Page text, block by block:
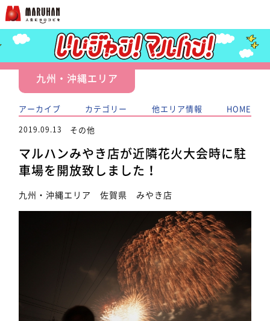
九州・沖縄エリア
アーカイブ カテゴリー 他エリア情報 HOME
2019.09.13 その他
マルハンみやき店が近隣花火大会時に駐
車場を開放致しました！
九州・沖縄エリア 佐賀県 みやき店